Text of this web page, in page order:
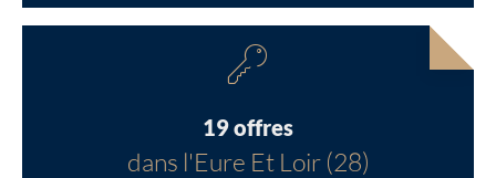
19 offres
dans l'Eure Et Loir (28)